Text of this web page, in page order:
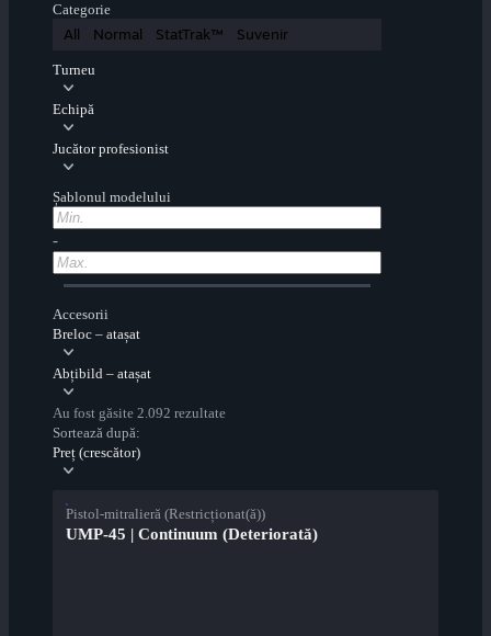
Categorie
All Normal StatTrak™ Suvenir
Turneu
Echipă
Jucător profesionist
Șablonul modelului
-
Accesorii
Breloc – atașat
Abțibild – atașat
Au fost găsite 2.092 rezultate
Sortează după:
Preț (crescător)
Pistol-mitralieră (Restricționat(ă))
UMP-45 | Continuum (Deteriorată)